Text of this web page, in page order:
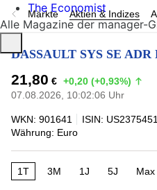
Märkte Aktien & Indizes
DASSAULT SYS SE ADR
21,80 € +0,20 (+0,93%)
07.08.2026, 10:02:06 Uhr
WKN: 901641 ISIN:
Währung: Euro
1T 3M 1J 5J Max
The Economist
Alle Magazine der manager-